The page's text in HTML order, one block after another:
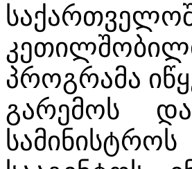
პროგრამა
გარემოს